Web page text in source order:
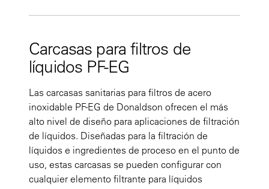
Carcasas para filtros de
líquidos PF-EG
Las carcasas sanitarias para filtros de acero
inoxidable PF-EG de Donaldson ofrecen el más
alto nivel de diseño para aplicaciones de filtración
de líquidos. Diseñadas para la filtración de
líquidos e ingredientes de proceso en el punto de
uso, estas carcasas se pueden configurar con
cualquier elemento filtrante para líquidos